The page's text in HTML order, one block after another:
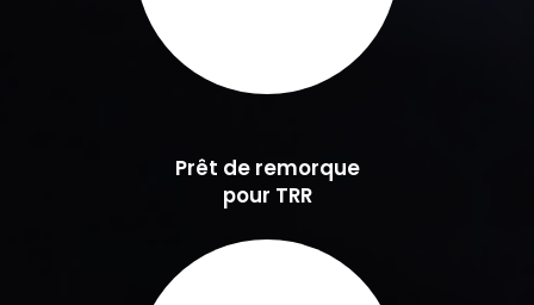
Prêt de remorque
pour TRR